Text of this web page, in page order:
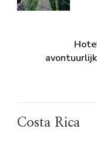
Costa Rica